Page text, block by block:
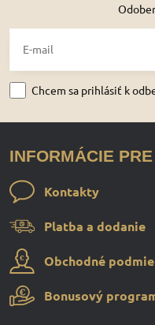
Chcem sa prihlásiť k
INFORMÁCIE
Kontakty
Platba a dodanie
Obchodné
Bonusový